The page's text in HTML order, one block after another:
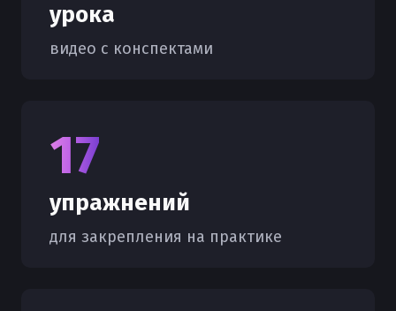
урока
видео с конспектами
17
упражнений
для закрепления на практике